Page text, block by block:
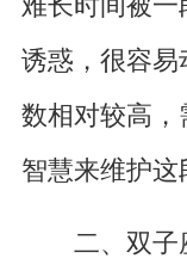
诱惑，很容
数相对较高
智慧来维护这
二、双子